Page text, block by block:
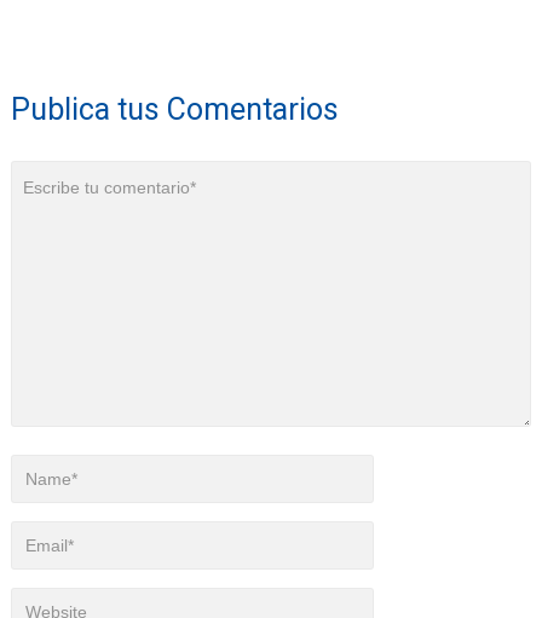
Publica tus Comentarios